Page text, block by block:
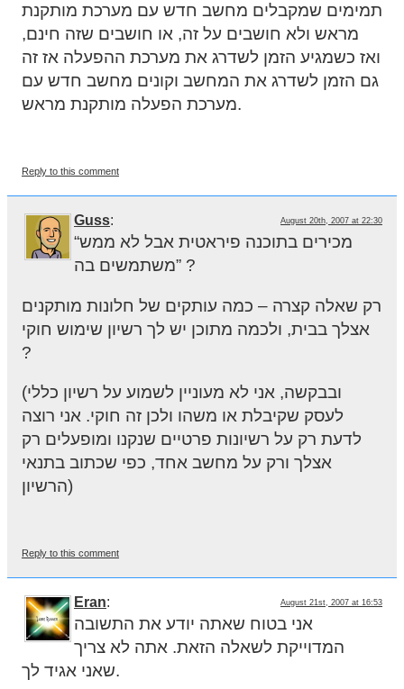
תמימים שמקבלים מחשב חדש עם מערכת מותקנת
מראש ולא חושבים על זה, או חושבים שזה חינם,
ואז כשמגיע הזמן לשדרג את מערכת ההפעלה אז זה
גם הזמן לשדרג את המחשב וקונים מחשב חדש עם
מערכת הפעלה מותקנת מראש.
Reply to this comment
August 20th, 2007 at 22:30
Guss:
“מכירים בתוכנה פיראטית אבל לא ממש
משתמשים בה” ?
רק שאלה קצרה – כמה עותקים של חלונות מותקנים
אצלך בבית, ולכמה מתוכן יש לך רשיון שימוש חוקי
?
(ובבקשה, אני לא מעוניין לשמוע על רשיון כללי
לעסק שקיבלת או משהו ולכן זה חוקי. אני רוצה
לדעת רק על רשיונות פרטיים שנקנו ומופעלים רק
אצלך ורק על מחשב אחד, כפי שכתוב בתנאי
הרשיון)
Reply to this comment
August 21st, 2007 at 16:53
Eran:
אני בטוח שאתה יודע את התשובה
המדוייקת לשאלה הזאת. אתה לא צריך
שאני אגיד לך.